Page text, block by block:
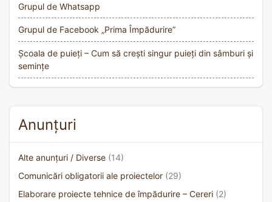
Grupul de Whatsapp
Grupul de Facebook „Prima Împădurire”
Școala de puieți – Cum să crești singur puieți din sâmburi și
semințe
Anunțuri
Alte anunțuri / Diverse (14)
Comunicări obligatorii ale proiectelor (29)
Elaborare proiecte tehnice de împădurire – Cereri (2)